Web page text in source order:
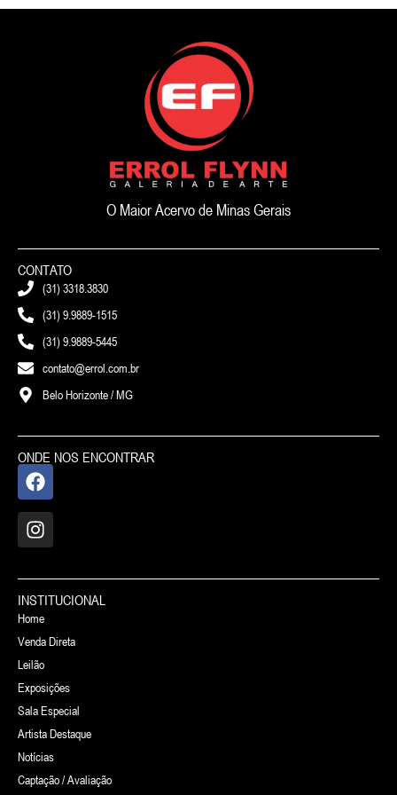
O Maior Acervo de Minas Gerais
CONTATO
(31) 3318.3830
(31) 9.9889-1515
(31) 9.9889-5445
contato@errol.com.br
Belo Horizonte / MG
ONDE NOS ENCONTRAR
INSTITUCIONAL
Home
Venda Direta
Leilão
Exposições
Sala Especial
Artista Destaque
Notícias
Captação / Avaliação